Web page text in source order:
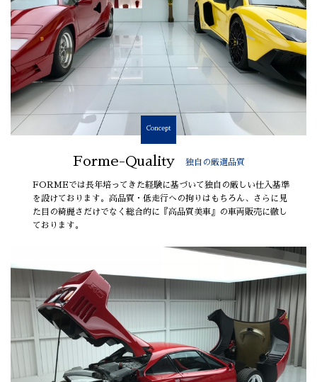
Concept
Forme-Quality 独自の厳選品質
FORMEでは長年培ってきた経験に基づいて独自の厳しい仕入基準
を設けております。高品質・低走行への拘りはもちろん、さらに見
た目の綺麗さだけでなく総合的に『高品質美車』の車両販売に徹し
ております。